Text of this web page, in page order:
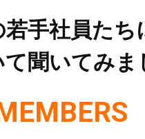
若手社員たち
聞いてみま